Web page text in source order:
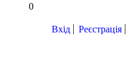
0
Вхід Реєстрація